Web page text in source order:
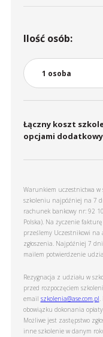
Ilość osób:
Łączny koszt
opcjami
Warunkiem uczestnictwa w
szkoleniu najpóźniej na 7
rachunek bankowy nr: 92
Polska). Na życzenie
prześlemy Uczestnikowi
zgłoszenia. Najpóźniej 7
mailem potwierdzenie
Rezygnacja z udziału w
przed rozpoczęciem
email szkolenia@ase.com.pl.
obowiązku dokonania
Możliwe jest zastępstwo
inne szkolenie w danym